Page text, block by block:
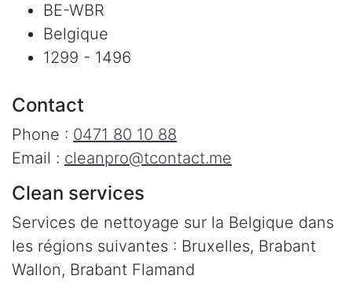
BE-WBR
Belgique
1299 - 1496
Contact
Phone : 0471 80 10 88
Email : cleanpro@tcontact.me
Clean services
Services de nettoyage sur la Belgique dans
les régions suivantes : Bruxelles, Brabant
Wallon, Brabant Flamand